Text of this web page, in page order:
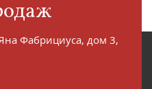
Фабрициуса, дом 3,